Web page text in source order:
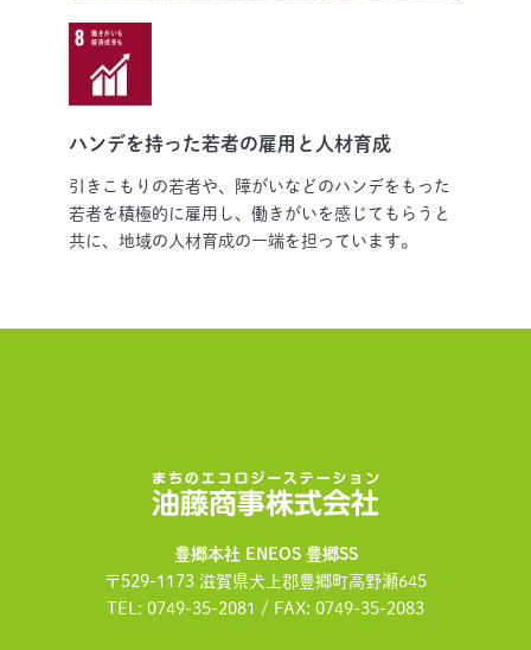
ハンデを持った若者の雇用と人材育成
引きこもりの若者や、障がいなどのハンデをもった
若者を積極的に雇用し、働きがいを感じてもらうと
共に、地域の人材育成の一端を担っています。
豊郷本社 ENEOS 豊郷SS
〒529-1173 滋賀県犬上郡豊郷町高野瀬645
TEL: 0749-35-2081 / FAX: 0749-35-2083